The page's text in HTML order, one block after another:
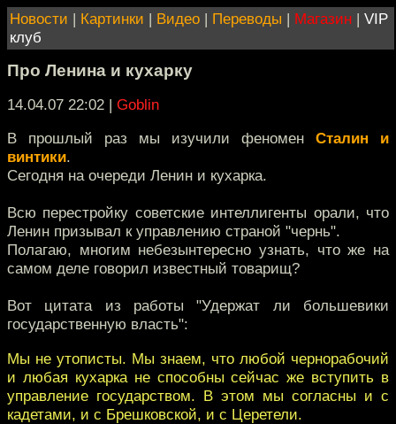
Новости | Картинки | Видео | Переводы | Магазин | VIP
клуб
Про Ленина и кухарку
14.04.07 22:02 | Goblin
В прошлый раз мы изучили феномен Сталин и
винтики.
Сегодня на очереди Ленин и кухарка.
Всю перестройку советские интеллигенты орали, что
Ленин призывал к управлению страной "чернь".
Полагаю, многим небезынтересно узнать, что же на
самом деле говорил известный товарищ?
Вот цитата из работы "Удержат ли большевики
государственную власть":
Мы не утописты. Мы знаем, что любой чернорабочий
и любая кухарка не способны сейчас же вступить в
управление государством. В этом мы согласны и с
кадетами, и с Брешковской, и с Церетели.